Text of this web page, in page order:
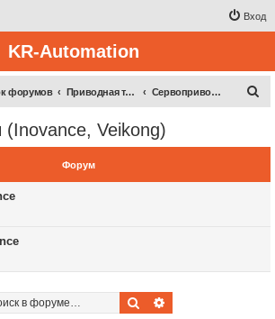
Вход
KR-Automation
форумов Приводная техника Сервоприводы (Inovance, Veikong)
Veikong)
Форум
Поиск